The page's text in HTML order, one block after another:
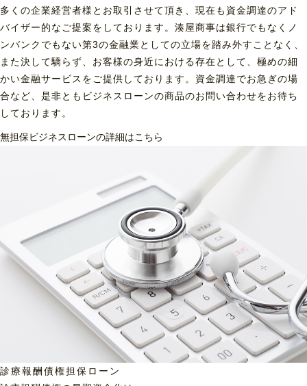
多くの企業経営者様とお取引させて頂き、現在も資金調達のアド
バイザー的なご提案をしております。湊屋商事は銀行でもなくノ
ンバンクでもない第3の金融業としての立場を踏み外すことなく、
また決して驕らず、お客様の身近における存在として、極めの細
かい金融サービスをご提供しております。資金調達でお急ぎの場
合など、是非ともビジネスローンの商品のお問い合わせをお待ち
しております。
無担保ビジネスローンの詳細はこちら
診療報酬債権担保ローン